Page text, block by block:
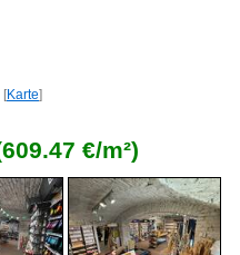
[Karte]
€/m²)